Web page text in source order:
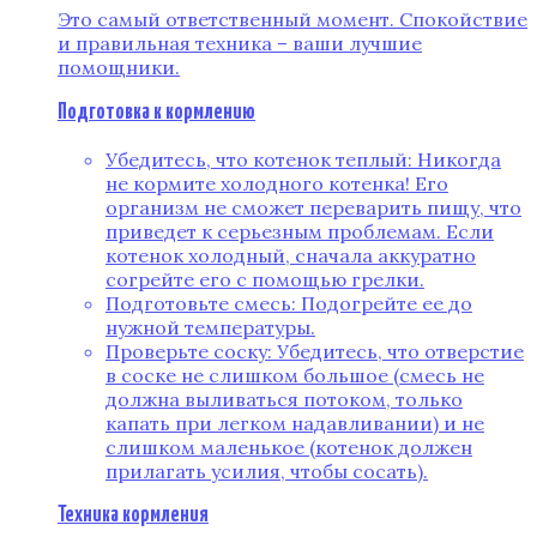
Это самый ответственный момент. Спокойствие
и правильная техника – ваши лучшие
помощники.
Подготовка к кормлению
Убедитесь, что котенок теплый: Никогда
не кормите холодного котенка! Его
организм не сможет переварить пищу, что
приведет к серьезным проблемам. Если
котенок холодный, сначала аккуратно
согрейте его с помощью грелки.
Подготовьте смесь: Подогрейте ее до
нужной температуры.
Проверьте соску: Убедитесь, что отверстие
в соске не слишком большое (смесь не
должна выливаться потоком, только
капать при легком надавливании) и не
слишком маленькое (котенок должен
прилагать усилия, чтобы сосать).
Техника кормления